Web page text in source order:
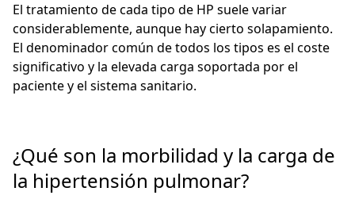
El tratamiento de cada tipo de HP suele variar
considerablemente, aunque hay cierto solapamiento.
El denominador común de todos los tipos es el coste
significativo y la elevada carga soportada por el
paciente y el sistema sanitario.
¿Qué son la morbilidad y la carga de
la hipertensión pulmonar?